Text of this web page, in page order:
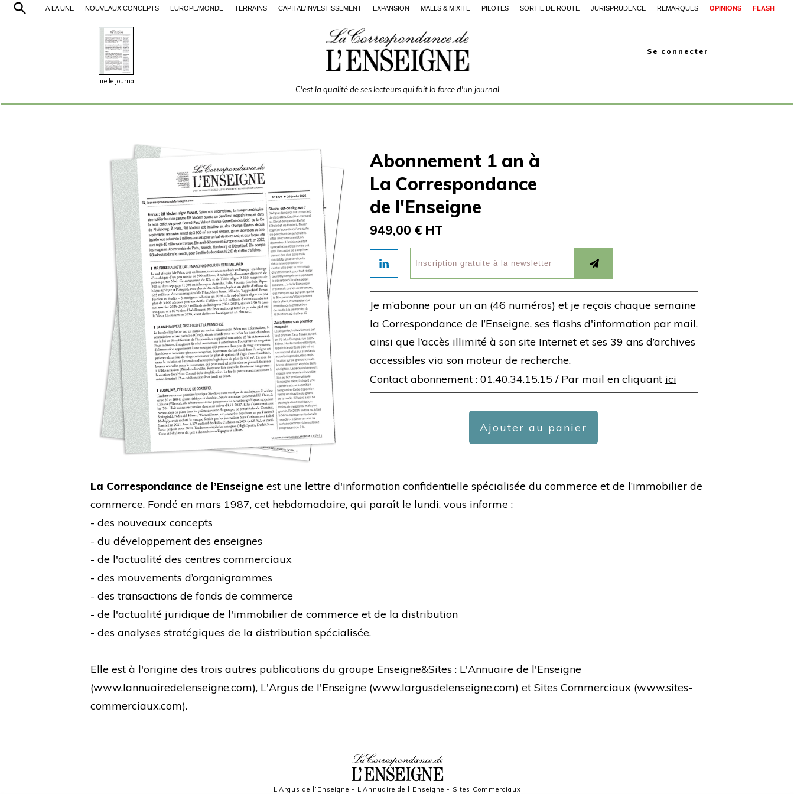
À LA UNE NOUVEAUX CONCEPTS EUROPE/MONDE TERRAINS CAPITAL/INVESTISSEMENT EXPANSION MALLS & MIXITÉ PILOTES SORTIE DE ROUTE JURISPRUDENCE REMARQUES OPINIONS FLASH
Lire le journal
C'est la qualité de ses lecteurs qui fait la force d'un journal
Se connecter
Abonnement 1 an à
La Correspondance
de l'Enseigne
949,00 € HT
Je m’abonne pour un an (46 numéros) et je reçois chaque semaine
la Correspondance de l’Enseigne, ses flashs d'information par mail,
ainsi que l’accès illimité à son site Internet et ses 39 ans d’archives
accessibles via son moteur de recherche.
Contact abonnement : 01.40.34.15.15 / Par mail en cliquant ici
Ajouter au panier
La Correspondance de l’Enseigne est une lettre d'information confidentielle spécialisée du commerce et de l’immobilier de
commerce. Fondé en mars 1987, cet hebdomadaire, qui paraît le lundi, vous informe :
- des nouveaux concepts
- du développement des enseignes
- de l'actualité des centres commerciaux
- des mouvements d’organigrammes
- des transactions de fonds de commerce
- de l'actualité juridique de l'immobilier de commerce et de la distribution
- des analyses stratégiques de la distribution spécialisée.
Elle est à l'origine des trois autres publications du groupe Enseigne&Sites : L'Annuaire de l'Enseigne
(www.lannuairedelenseigne.com), L'Argus de l'Enseigne (www.largusdelenseigne.com) et Sites Commerciaux (www.sites-
commerciaux.com).
L’Argus de l’Enseigne - L’Annuaire de l’Enseigne - Sites Commerciaux